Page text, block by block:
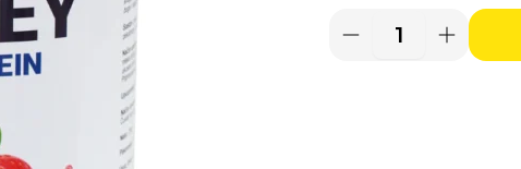
je
Olympic